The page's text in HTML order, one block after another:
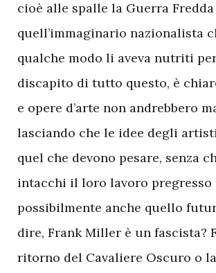
cioè alle spalle la Guerra
quell’immaginario nazionalista
qualche modo li aveva nutriti
discapito di tutto questo, è
e opere d’arte non andrebbero
lasciando che le idee degli
quel che devono pesare, senza
intacchi il loro lavoro pregresso
possibilmente anche quello
dire, Frank Miller è un fascista?
ritorno del Cavaliere Oscuro o